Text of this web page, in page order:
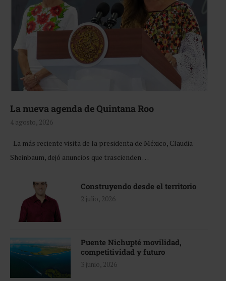
La nueva agenda de Quintana Roo
4 agosto, 2026
La más reciente visita de la presidenta de México, Claudia
Sheinbaum, dejó anuncios que trascienden …
Construyendo desde el territorio
2 julio, 2026
Puente Nichupté movilidad,
competitividad y futuro
3 junio, 2026